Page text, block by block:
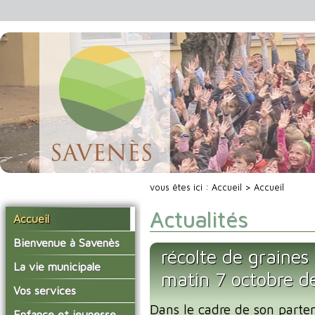
Accueil
Bienvenue à Savenès
Situer Savenès
Savenès en chiffre
L'histoire du village
La vie municipale
Vos élus
Les compte-rendus du
Vos services
La mairie
vous êtes ici : Accueil > Accueil
Actualités
récolte de graines
matin 7 octobre
Dans le cadre de son